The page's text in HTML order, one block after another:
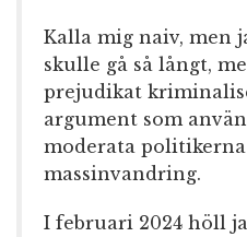
Kalla mig naiv, men
skulle gå så långt,
prejudikat
argument som
moderata
massinvandring.
I februari 2024 höll